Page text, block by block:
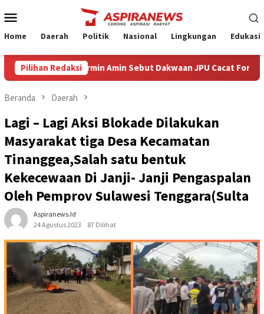
ke
Mobile
Home Daerah Politik Nasional Lingkungan Edukasi
Pilihan Redaksi
Armin Amin Sebut Dakwaan JPU Cacat Formil dan Materiil
Beranda Daerah
Lagi – Lagi Aksi Blokade Dilakukan
Masyarakat tiga Desa Kecamatan
Tinanggea,Salah satu bentuk
Kekecewaan Di Janji- Janji Pengaspalan
Oleh Pemprov Sulawesi Tenggara(Sulta
Aspiranews.id
24 Agustus 2023
87 Dilihat